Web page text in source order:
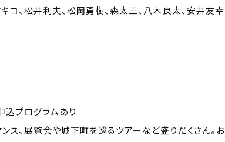
コ、松井利夫、松岡勇樹、森太三、八木良太、安井友幸
込プログラムあり
ス、展覧会や城下町を巡るツアーなど盛りだくさん。